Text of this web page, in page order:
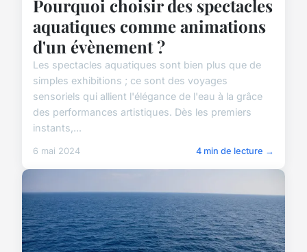
Pourquoi choisir des spectacles
aquatiques comme animations
d'un évènement ?
Les spectacles aquatiques sont bien plus que de
simples exhibitions ; ce sont des voyages
sensoriels qui allient l'élégance de l'eau à la grâce
des performances artistiques. Dès les premiers
instants,...
6 mai 2024 4 min de lecture →